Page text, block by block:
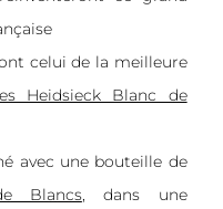
celui de la meilleure
Heidsieck Blanc de
avec une bouteille de
Blancs, dans une